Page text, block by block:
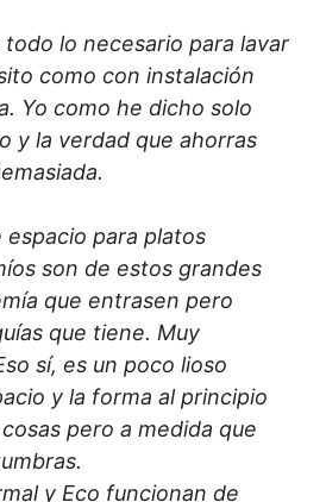
todo lo necesario para lavar
como con instalación
Yo como he dicho solo
y la verdad que ahorras
espacio para platos
son de estos grandes
que entrasen pero
que tiene. Muy
sí, es un poco lioso
y la forma al principio
pero a medida que
y Eco funcionan de